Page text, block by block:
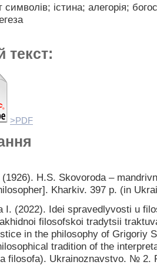
символів; істина; алегорія;
текст:
>PDF
H.S. Skovoroda –
Kharkiv. 397 p. (in
I. (2022). Idei spravedlyvosti u
filosofskoi tradytsii
in the philosophy of Grigoriy
tradition of the
filosofa). Ukrainoznavstvo. № 2.